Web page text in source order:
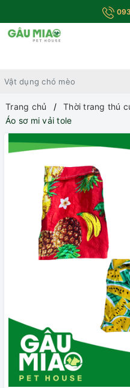
Trang chủ Thời trang thú
Áo sơ mi vải tole